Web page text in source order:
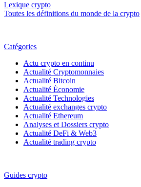
Lexique crypto
Toutes les définitions du monde de la crypto
Catégories
Actu crypto en continu
Actualité Cryptomonnaies
Actualité Bitcoin
Actualité Économie
Actualité Technologies
Actualité exchanges crypto
Actualité Ethereum
Analyses et Dossiers crypto
Actualité DeFi & Web3
Actualité trading crypto
Guides crypto